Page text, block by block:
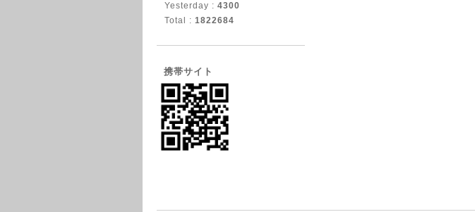
Yesterday : 4300
Total : 1822684
携帯サイト